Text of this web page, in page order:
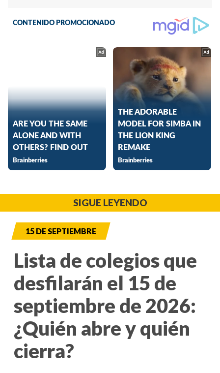
SIGUE LEYENDO
15 DE SEPTIEMBRE
Lista de colegios que
desfilarán el 15 de
septiembre de 2026:
¿Quién abre y quién
cierra?